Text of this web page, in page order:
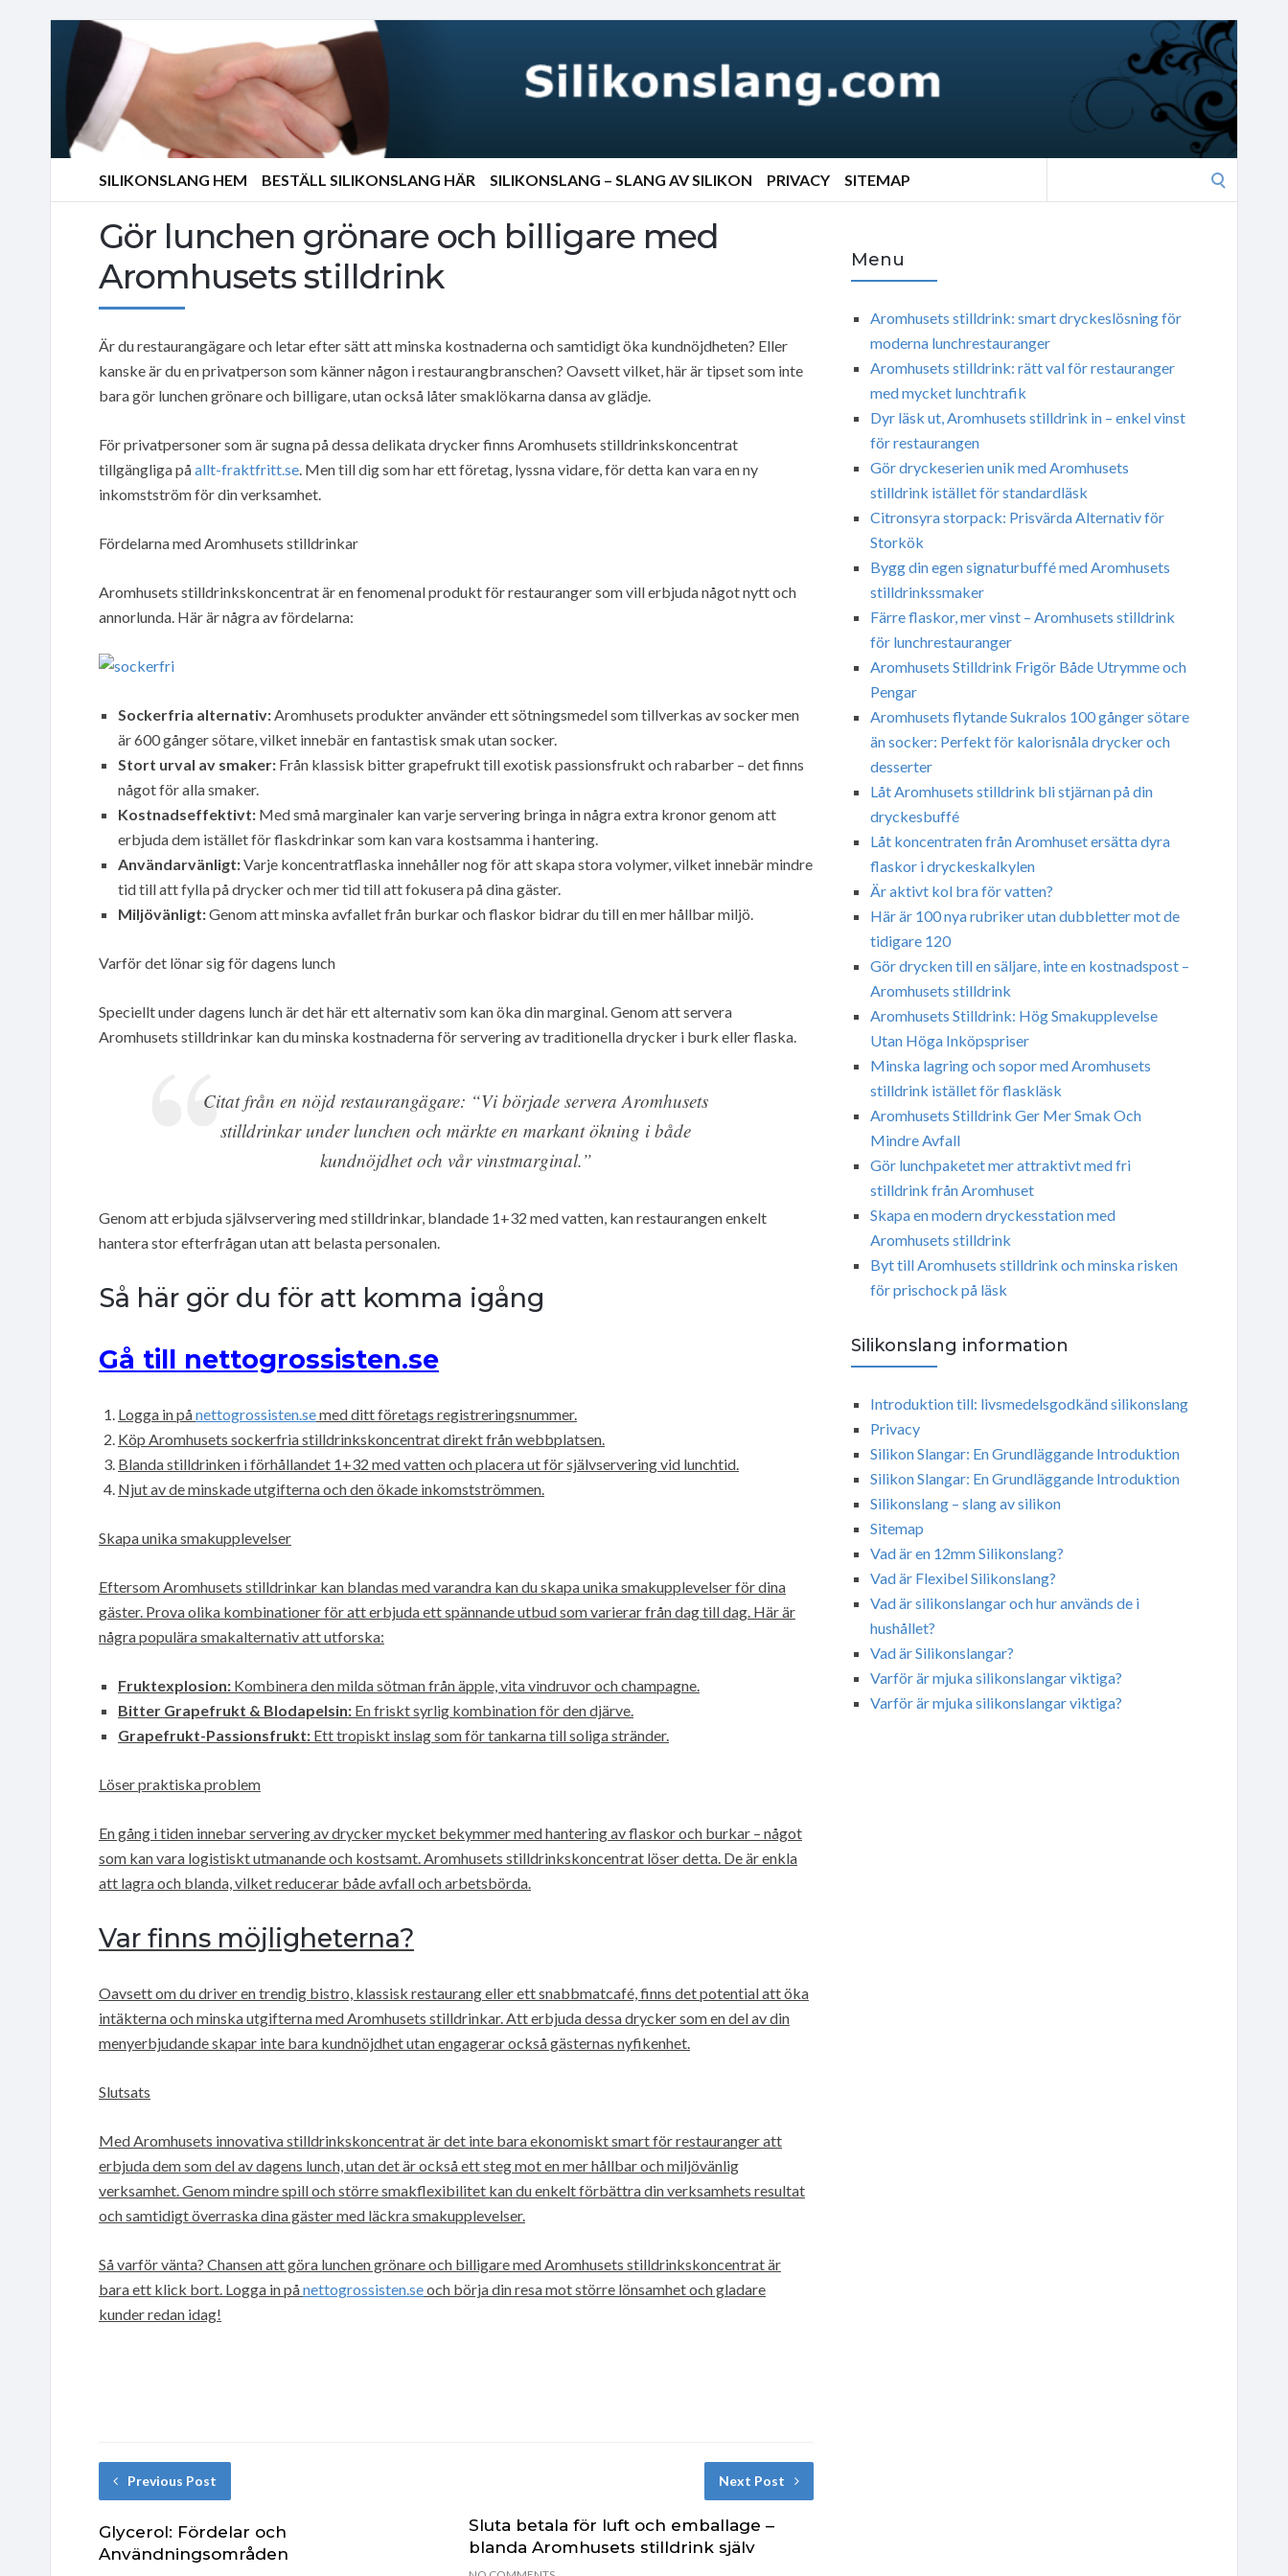
SILIKONSLANG HEM BESTÄLL SILIKONSLANG HÄR SILIKONSLANG – SLANG AV SILIKON PRIVACY SITEMAP
Gör lunchen grönare och billigare med
Aromhusets stilldrink
Är du restaurangägare och letar efter sätt att minska kostnaderna och samtidigt öka kundnöjdheten? Eller
kanske är du en privatperson som känner någon i restaurangbranschen? Oavsett vilket, här är tipset som inte
bara gör lunchen grönare och billigare, utan också låter smaklökarna dansa av glädje.
För privatpersoner som är sugna på dessa delikata drycker finns Aromhusets stilldrinkskoncentrat
tillgängliga påallt-fraktfritt.se. Men till dig som har ett företag, lyssna vidare, för detta kan vara en ny
inkomstström för din verksamhet.
Fördelarna med Aromhusets stilldrinkar
Aromhusets stilldrinkskoncentrat är en fenomenal produkt för restauranger som vill erbjuda något nytt och
annorlunda. Här är några av fördelarna:
Sockerfria alternativ:Aromhusets produkter använder ett sötningsmedel som tillverkas av socker men
är 600 gånger sötare, vilket innebär en fantastisk smak utan socker.
Stort urval av smaker: Från klassisk bitter grapefrukt till exotisk passionsfrukt och rabarber – det finns
något för alla smaker.
Kostnadseffektivt: Med små marginaler kan varje servering bringa in några extra kronor genom att
erbjuda dem istället för flaskdrinkar som kan vara kostsamma i hantering.
Användarvänligt:Varje koncentratflaska innehåller nog för att skapa stora volymer, vilket innebär mindre
tid till att fylla på drycker och mer tid till att fokusera på dina gäster.
Miljövänligt:Genom att minska avfallet från burkar och flaskor bidrar du till en mer hållbar miljö.
Varför det lönar sig för dagens lunch
Speciellt under dagens lunch är det här ett alternativ som kan öka din marginal. Genom att servera
Aromhusets stilldrinkar kan du minska kostnaderna för servering av traditionella drycker i burk eller flaska.
Citat från en nöjd restaurangägare: “Vi började servera Aromhusets
stilldrinkar under lunchen och märkte en markant ökning i både
kundnöjdhet och vår vinstmarginal.”
Genom att erbjuda självservering med stilldrinkar, blandade 1+32 med vatten, kan restaurangen enkelt
hantera stor efterfrågan utan att belasta personalen.
Så här gör du för att komma igång
Gå till nettogrossisten.se
Logga in pånettogrossisten.semed ditt företags registreringsnummer.
Köp Aromhusets sockerfria stilldrinkskoncentrat direkt från webbplatsen.
Blanda stilldrinken i förhållandet 1+32 med vatten och placera ut för självservering vid lunchtid.
Njut av de minskade utgifterna och den ökade inkomstströmmen.
Skapa unika smakupplevelser
Eftersom Aromhusets stilldrinkar kan blandas med varandra kan du skapa unika smakupplevelser för dina
gäster. Prova olika kombinationer för att erbjuda ett spännande utbud som varierar från dag till dag. Här är
några populära smakalternativ att utforska:
Fruktexplosion: Kombinera den milda sötman från äpple, vita vindruvor och champagne.
Bitter Grapefrukt & Blodapelsin: En friskt syrlig kombination för den djärve.
Grapefrukt-Passionsfrukt: Ett tropiskt inslag som för tankarna till soliga stränder.
Löser praktiska problem
En gång i tiden innebar servering av drycker mycket bekymmer med hantering av flaskor och burkar – något
som kan vara logistiskt utmanande och kostsamt. Aromhusets stilldrinkskoncentrat löser detta. De är enkla
att lagra och blanda, vilket reducerar både avfall och arbetsbörda.
Var finns möjligheterna?
Oavsett om du driver en trendig bistro, klassisk restaurang eller ett snabbmatcafé, finns det potential att öka
intäkterna och minska utgifterna med Aromhusets stilldrinkar. Att erbjuda dessa drycker som en del av din
menyerbjudande skapar inte bara kundnöjdhet utan engagerar också gästernas nyfikenhet.
Slutsats
Med Aromhusets innovativa stilldrinkskoncentrat är det inte bara ekonomiskt smart för restauranger att
erbjuda dem som del av dagens lunch, utan det är också ett steg mot en mer hållbar och miljövänlig
verksamhet. Genom mindre spill och större smakflexibilitet kan du enkelt förbättra din verksamhets resultat
och samtidigt överraska dina gäster med läckra smakupplevelser.
Så varför vänta? Chansen att göra lunchen grönare och billigare med Aromhusets stilldrinkskoncentrat är
bara ett klick bort. Logga in pånettogrossisten.seoch börja din resa mot större lönsamhet och gladare
kunder redan idag!
Previous Post
Glycerol: Fördelar och
Användningsområden
Next Post
Sluta betala för luft och emballage –
blanda Aromhusets stilldrink själv
Menu
Aromhusets stilldrink: smart dryckeslösning för
moderna lunchrestauranger
Aromhusets stilldrink: rätt val för restauranger
med mycket lunchtrafik
Dyr läsk ut, Aromhusets stilldrink in – enkel vinst
för restaurangen
Gör dryckeserien unik med Aromhusets
stilldrink istället för standardläsk
Citronsyra storpack: Prisvärda Alternativ för
Storkök
Bygg din egen signaturbuffé med Aromhusets
stilldrinkssmaker
Färre flaskor, mer vinst – Aromhusets stilldrink
för lunchrestauranger
Aromhusets Stilldrink Frigör Både Utrymme och
Pengar
Aromhusets flytande Sukralos 100 gånger sötare
än socker: Perfekt för kalorisnåla drycker och
desserter
Låt Aromhusets stilldrink bli stjärnan på din
dryckesbuffé
Låt koncentraten från Aromhuset ersätta dyra
flaskor i dryckeskalkylen
Är aktivt kol bra för vatten?
Här är 100 nya rubriker utan dubbletter mot de
tidigare 120
Gör drycken till en säljare, inte en kostnadspost –
Aromhusets stilldrink
Aromhusets Stilldrink: Hög Smakupplevelse
Utan Höga Inköpspriser
Minska lagring och sopor med Aromhusets
stilldrink istället för flaskläsk
Aromhusets Stilldrink Ger Mer Smak Och
Mindre Avfall
Gör lunchpaketet mer attraktivt med fri
stilldrink från Aromhuset
Skapa en modern dryckesstation med
Aromhusets stilldrink
Byt till Aromhusets stilldrink och minska risken
för prischock på läsk
Silikonslang information
Introduktion till: livsmedelsgodkänd silikonslang
Privacy
Silikon Slangar: En Grundläggande Introduktion
Silikon Slangar: En Grundläggande Introduktion
Silikonslang – slang av silikon
Sitemap
Vad är en 12mm Silikonslang?
Vad är Flexibel Silikonslang?
Vad är silikonslangar och hur används de i
hushållet?
Vad är Silikonslangar?
Varför är mjuka silikonslangar viktiga?
Varför är mjuka silikonslangar viktiga?